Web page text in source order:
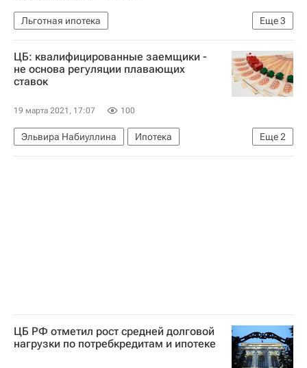
Еще3
Льготная ипотека
Центральный Банк РФ (ЦБ РФ)
Эльвира Набиуллина
Ипотека
ЦБ: квалифицированные заемщики -
не основа регуляции плавающих
ставок
19 марта 2021, 17:07 100
Еще2
Эльвира Набиуллина
Ипотека
Центральный Банк РФ (ЦБ РФ)
Кредиты
ЦБ РФ отметил рост средней долговой
нагрузки по потребкредитам и ипотеке